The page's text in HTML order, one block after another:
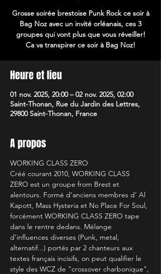
Grosse soirée brestoise Punk Rock ce soir à
Bag Noz avec un invité orléanais, ces 3
groupes qui vont plus que vous réveiller!
Ca va transpirer ce soir à Bag Noz!
Heure et lieu
01 nov. 2025, 20:00 – 02 nov. 2025, 02:00
Saint-Thonan, Rue du Jardin des Lettres,
29800 Saint-Thonan, France
A propos
WORKING CLASS ZERO
Créé courant 2010, WORKING CLASS
ZERO est un groupe from Brest et
alentours. Formé d’anciens membres d’ Al
Kapott, Mass Hysteria et No Place For Soul,
forcément WORKING CLASS ZERO tape
dans le rentre dedans. Mélange
d’influences diverses (Punk, metal,
alternatif...) portés par 2 chanteurs aux
textes français incisifs, on peut qualifier le
style des WCZ de "crossover charbonique",